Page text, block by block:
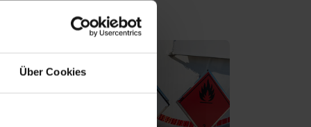
Über Cookies